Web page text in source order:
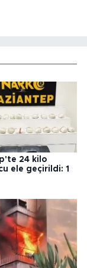
24 kilo
ele geçirildi: 1